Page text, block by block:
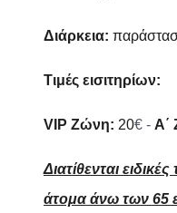
Διάρκεια:
Τιμές εισιτηρίων:
VIP Ζώνη: 20€ - Α΄
Διατίθενται
άτομα άνω των 65